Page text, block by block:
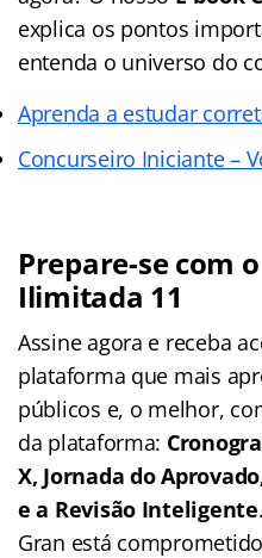
explica os pontos
entenda o universo do
Aprenda a estudar
Concurseiro Iniciante –
Prepare-se com
Ilimitada 11
Assine agora e receba
plataforma que mais
públicos e, o melhor,
da plataforma:
X, Jornada do
e a Revisão Inteligente
Gran está